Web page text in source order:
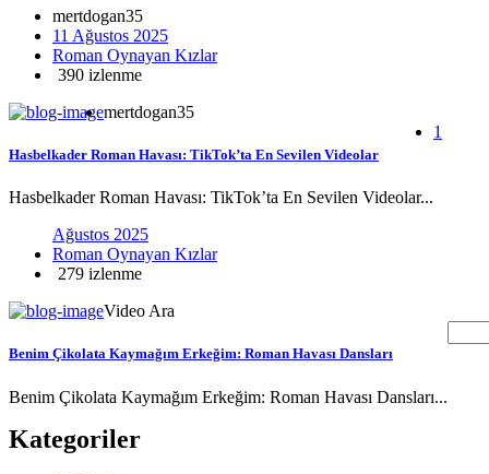
mertdogan35
11 Ağustos 2025
Roman Oynayan Kızlar
390 izlenme
Hasbelkader Roman Havası: TikTok’ta En Sevilen Videolar
Hasbelkader Roman Havası: TikTok’ta En Sevilen Videolar...
mertdogan35
1
Ağustos 2025
Roman Oynayan Kızlar
279 izlenme
Benim Çikolata Kaymağım Erkeğim: Roman Havası Dansları
Benim Çikolata Kaymağım Erkeğim: Roman Havası Dansları...
Video Ara
Kategoriler